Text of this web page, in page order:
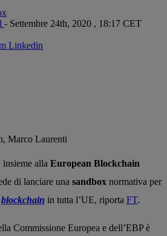
- Settembre 24th, 2020 , 18:17 CET
Linkedin
Marco Laurenti
alla European Blockchain
di lanciare una sandbox normativa per
blockchain in tutta l’UE, riporta FT.
Commissione Europea e dell’EBP è